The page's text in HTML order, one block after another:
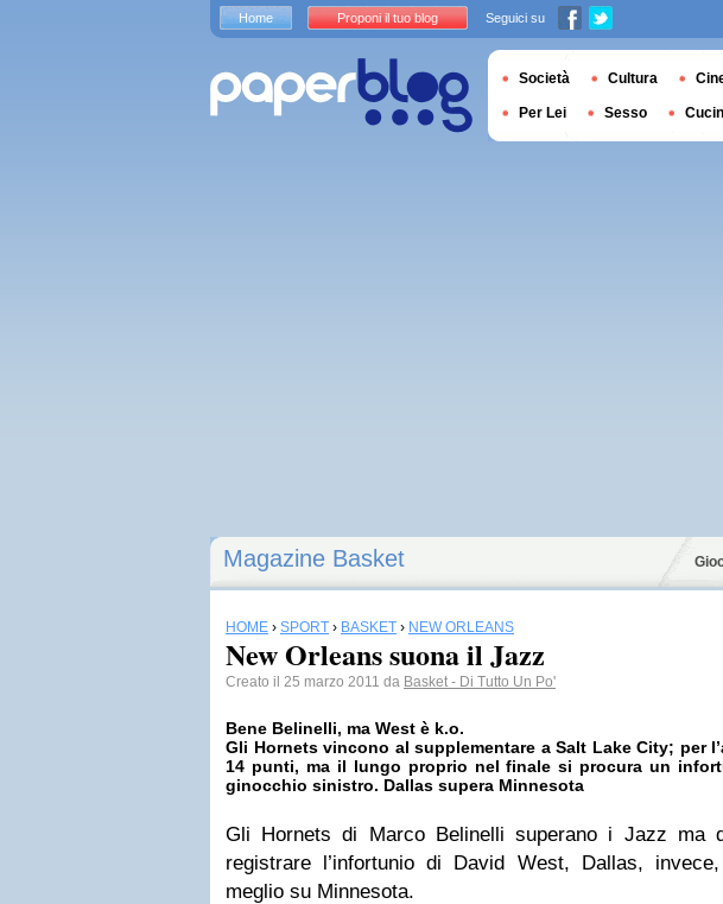
Magazine Basket
HOME › SPORT › BASKET › NEW ORLEANS
New Orleans suona il Jazz
Creato il 25 marzo 2011 da Basket - Di Tutto Un Po'
Bene Belinelli, ma West è k.o.
Gli Hornets vincono al supplementare a Salt Lake City; per
14 punti, ma il lungo proprio nel finale si procura un
ginocchio sinistro. Dallas supera Minnesota
Gli Hornets di Marco Belinelli superano i Jazz ma
registrare l’infortunio di David West, Dallas,
meglio su Minnesota.
Home Proponi il tuo blog Seguici su
Società Cultura
Per Lei Sesso